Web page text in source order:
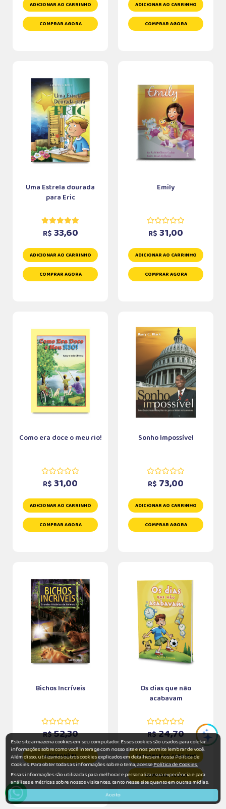
ADICIONAR AO CARRINHO
COMPRAR AGORA
ADICIONAR AO CARRINHO
COMPRAR AGORA
Uma Estrela dourada
para Eric
R$ 33,60
ADICIONAR AO CARRINHO
COMPRAR AGORA
Emily
R$ 31,00
ADICIONAR AO CARRINHO
COMPRAR AGORA
Como era doce o meu rio!
R$ 31,00
ADICIONAR AO CARRINHO
COMPRAR AGORA
Sonho Impossível
R$ 73,00
ADICIONAR AO CARRINHO
COMPRAR AGORA
Bichos Incríveis
R$52,30
INDISPONÍVEL
Os dias que não
acabavam
R$24,70
ADICIONAR AO CARRINHO
COMPRAR AGORA
Este site armazena cookies em seu computador. Esses cookies são usados para coletar
informações sobre como você interage com nosso site e nos permite lembrar de você.
Além disso, utilizamos outros cookies explicados em detalhes em nossa Política de
Cookies. Para obter todas as informações sobre o tema, acessePolítica de Cookies.
Essas informações são utilizadas para melhorar e personalizar sua experiência e para
análises e métricas sobre nossos visitantes, tanto nesse site quanto em outras mídias.
Aceito